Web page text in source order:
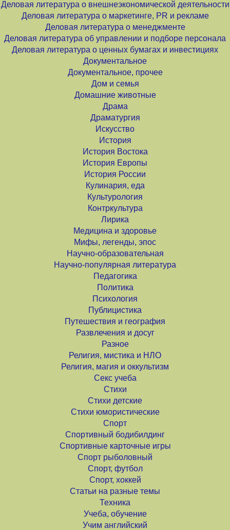
Деловая литература о внешнеэкономической деятельности
Деловая литература о маркетинге, PR и рекламе
Деловая литература о менеджменте
Деловая литература об управлении и подборе персонала
Деловая литература о ценных бумагах и инвестициях
Документальное
Документальное, прочее
Дом и семья
Домашние животные
Драма
Драматургия
Искусство
История
История Востока
История Европы
История России
Кулинария, еда
Культурология
Контркультура
Лирика
Медицина и здоровье
Мифы, легенды, эпос
Научно-образовательная
Научно-популярная литература
Педагогика
Политика
Психология
Публицистика
Путешествия и география
Развлечения и досуг
Разное
Религия, мистика и НЛО
Религия, магия и оккультизм
Секс учеба
Стихи
Стихи детские
Стихи юмористические
Спорт
Спортивный бодибилдинг
Спортивные карточные игры
Спорт рыболовный
Спорт, футбол
Спорт, хоккей
Статьи на разные темы
Техника
Учеба, обучение
Учим английский